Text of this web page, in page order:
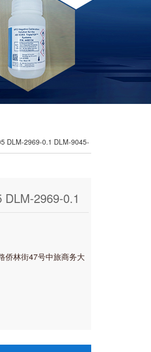
DLM-2969-0.1 DLM-9045-
2969-0.1
侨林街47号中旅商务大